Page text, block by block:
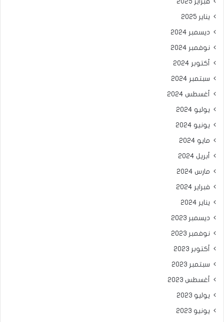
يناير 2025
ديسمبر 2024
نوفمبر 2024
أكتوبر 2024
سبتمبر 2024
أغسطس 2024
يوليو 2024
يونيو 2024
مايو 2024
أبريل 2024
مارس 2024
فبراير 2024
يناير 2024
ديسمبر 2023
نوفمبر 2023
أكتوبر 2023
سبتمبر 2023
أغسطس 2023
يوليو 2023
يونيو 2023